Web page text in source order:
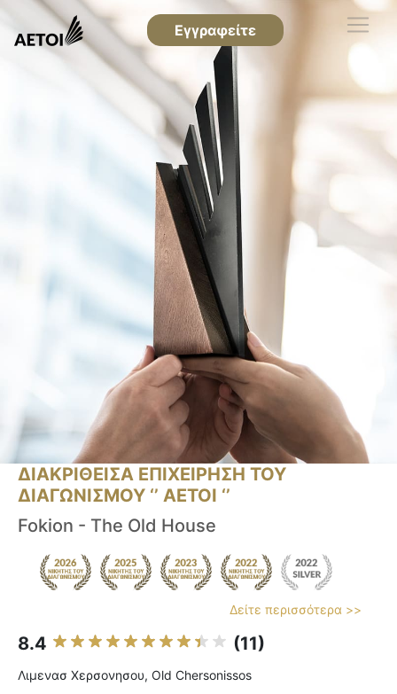
Εγγραφείτε
ΔΙΑΚΡΙΘΕΙΣΑ ΕΠΙΧΕΙΡΗΣΗ ΤΟΥ
ΔΙΑΓΩΝΙΣΜΟΥ ‘’ ΑΕΤΟΙ ‘’
Fokion - The Old House
Δείτε περισσότερα >>
8.4 (11)
Λιμενασ Χερσονησου, Old Chersonissos